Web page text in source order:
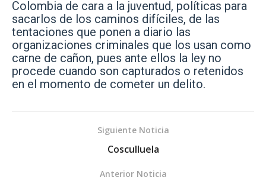
Colombia de cara a la juventud, políticas para
sacarlos de los caminos difíciles, de las
tentaciones que ponen a diario las
organizaciones criminales que los usan como
carne de cañon, pues ante ellos la ley no
procede cuando son capturados o retenidos
en el momento de cometer un delito.
Siguiente Noticia
Cosculluela
Anterior Noticia